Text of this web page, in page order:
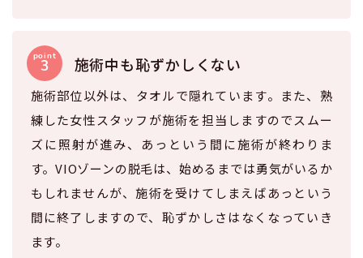
施術中も恥ずかしくない
施術部位以外は、タオルで隠れています。また、熟
練した女性スタッフが施術を担当しますのでスムー
ズに照射が進み、あっという間に施術が終わりま
す。VIOゾーンの脱毛は、始めるまでは勇気がいるか
もしれませんが、施術を受けてしまえばあっという
間に終了しますので、恥ずかしさはなくなっていき
ます。